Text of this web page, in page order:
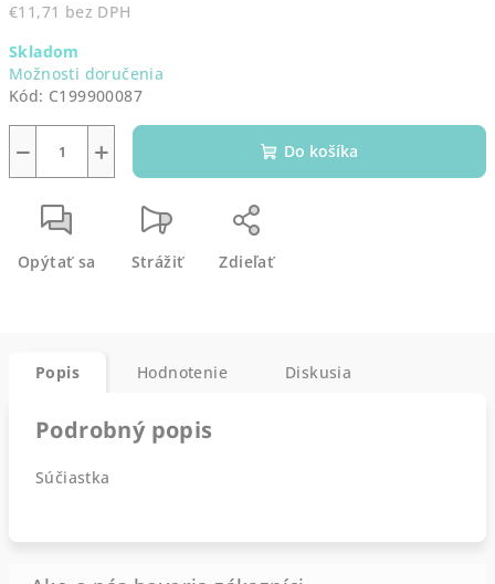
€11,71 bez DPH
cena:
Skladom
Možnosti doručenia
Kód: C199900087
+
− Do košíka
Opýtať sa Strážiť Zdieľať
Popis Hodnotenie Diskusia
Podrobný popis
Súčiastka